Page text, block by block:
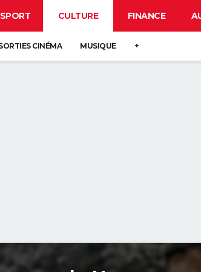
SPORT CULTURE FINANCE
CINÉMA MUSIQUE +